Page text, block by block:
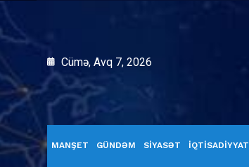
Cümə, Avq 7, 2026
MANŞET GÜNDƏM SİYASƏT İQTİSADİYYAT